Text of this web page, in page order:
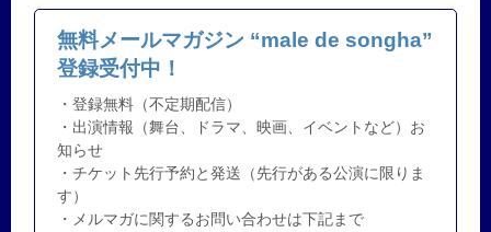
無料メールマガジン “male de songha”
登録受付中！
・登録無料（不定期配信）
・出演情報（舞台、ドラマ、映画、イベントなど）お
知らせ
・チケット先行予約と発送（先行がある公演に限りま
す）
・メルマガに関するお問い合わせは下記まで